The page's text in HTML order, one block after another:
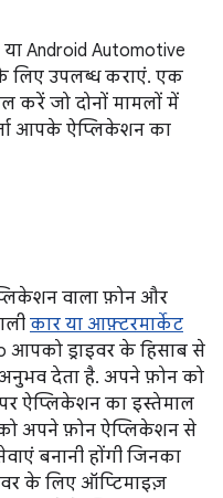
Android Automotive
लिए उपलब्ध कराएं. एक
करें जो दोनों मामलों में
आपके ऐप्लिकेशन का
वाला फ़ोन और
कार या आफ़्टरमार्केट
आपको ड्राइवर के हिसाब से
देता है. अपने फ़ोन को
ऐप्लिकेशन का इस्तेमाल
अपने फ़ोन ऐप्लिकेशन से
बनानी होंगी जिनका
के लिए ऑप्टिमाइज़